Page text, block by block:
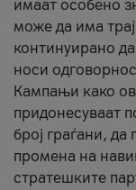
имаат особено
може да има
континуирано
носи
Кампањи како
придонесуваат
број граѓани,
промена на
стратешките